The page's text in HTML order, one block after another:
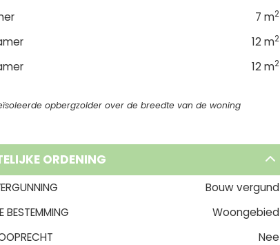
7 m2
12 m2
12 m2
opbergzolder over de breedte van de woning
ORDENING
Bouw vergund
BESTEMMING
Woongebied
Nee